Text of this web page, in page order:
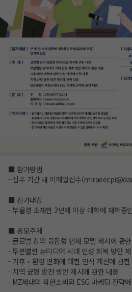
■ 참가방법
- 접수 기간 내 이메일접수
■ 참가대상
- 부울경 소재한 2년제 이상 대학에 재학중
■ 공모주제
- 글로벌 창의 융합형 인재 모델 제시에 관
- 무분별한 뉴미디어 시대 인성 회복 방안
- 기후‧환경 변화에 대한 인식 개선에 관한
- 지역 균형 발전 방안 제시에 관한 내용
- MZ세대의 착한소비와 ESG 마케팅 전략